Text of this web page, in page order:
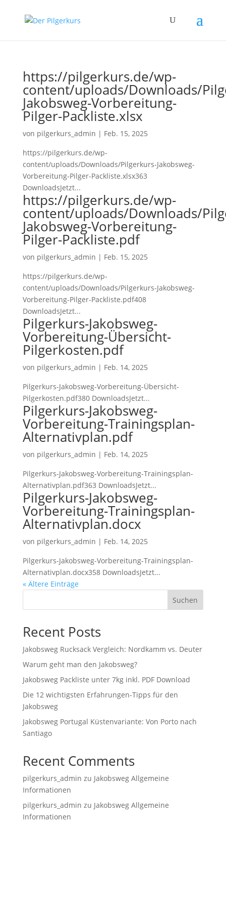
https://pilgerkurs.de/wp-
content/uploads/Downloads/
Jakobsweg-Vorbereitung-
Pilger-Packliste.xlsx
von pilgerkurs_admin | Feb. 15, 2025
https://pilgerkurs.de/wp-
content/uploads/Downloads/Pilgerkurs-Jakobsweg-
Vorbereitung-Pilger-Packliste.xlsx363
DownloadsJetzt...
https://pilgerkurs.de/wp-
content/uploads/Downloads/
Jakobsweg-Vorbereitung-
Pilger-Packliste.pdf
von pilgerkurs_admin | Feb. 15, 2025
https://pilgerkurs.de/wp-
content/uploads/Downloads/Pilgerkurs-Jakobsweg-
Vorbereitung-Pilger-Packliste.pdf408
DownloadsJetzt...
Pilgerkurs-Jakobsweg-
Vorbereitung-Übersicht-
Pilgerkosten.pdf
von pilgerkurs_admin | Feb. 14, 2025
Pilgerkurs-Jakobsweg-Vorbereitung-Übersicht-
Pilgerkosten.pdf380 DownloadsJetzt...
Pilgerkurs-Jakobsweg-
Vorbereitung-Trainingsplan-
Alternativplan.pdf
von pilgerkurs_admin | Feb. 14, 2025
Pilgerkurs-Jakobsweg-Vorbereitung-Trainingsplan-
Alternativplan.pdf363 DownloadsJetzt...
Pilgerkurs-Jakobsweg-
Vorbereitung-Trainingsplan-
Alternativplan.docx
von pilgerkurs_admin | Feb. 14, 2025
Pilgerkurs-Jakobsweg-Vorbereitung-Trainingsplan-
Alternativplan.docx358 DownloadsJetzt...
« Ältere Einträge
Suchen
Recent Posts
Jakobsweg Rucksack Vergleich: Nordkamm vs. Deuter
Warum geht man den Jakobsweg?
Jakobsweg Packliste unter 7kg inkl. PDF Download
Die 12 wichtigsten Erfahrungen-Tipps für den
Jakobsweg
Jakobsweg Portugal Küstenvariante: Von Porto nach
Santiago
Recent Comments
pilgerkurs_admin zu Jakobsweg Allgemeine
Informationen
pilgerkurs_admin zu Jakobsweg Allgemeine
Informationen